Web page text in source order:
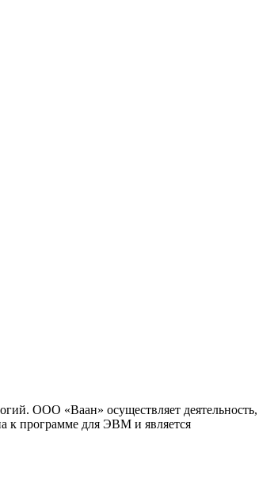
ООО «Ваан» осуществляет деятельность,
к программе для ЭВМ и является